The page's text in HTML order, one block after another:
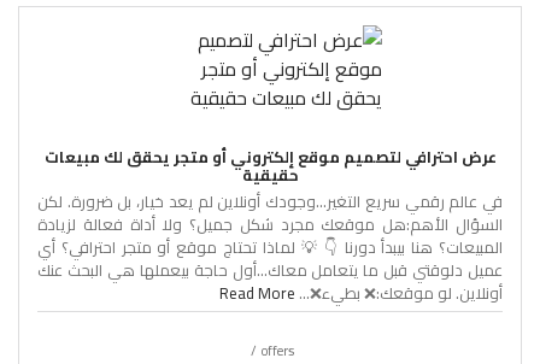
عرض احترافي لتصميم موقع إلكتروني أو متجر يحقق لك مبيعات
حقيقية
في عالم رقمي سريع التغير…وجودك أونلاين لم يعد خيار، بل ضرورة. لكن
السؤال الأهم:هل موقعك مجرد شكل جميل؟ ولا أداة فعالة لزيادة
المبيعات؟ هنا بيبدأ دورنا 👇 💡 لماذا تحتاج موقع أو متجر احترافي؟ أي
عميل دلوقتي قبل ما يتعامل معاك…أول حاجة بيعملها هي البحث عنك
أونلاين. لو موقعك:❌ بطيء❌... Read More
offers